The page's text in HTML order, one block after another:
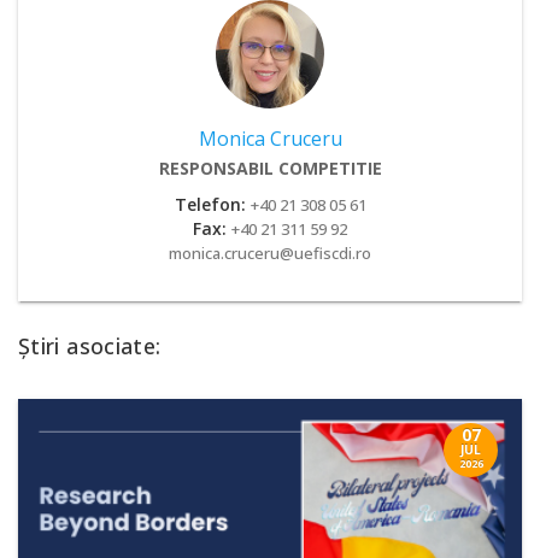
Monica Cruceru
RESPONSABIL COMPETITIE
Telefon: +40 21 308 05 61
Fax: +40 21 311 59 92
monica.cruceru@uefiscdi.ro
Știri asociate:
07
JUL
2026